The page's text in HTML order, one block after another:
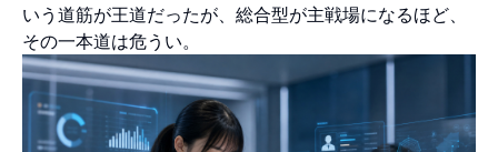
いう道筋が王道だったが、総合型が主戦場になるほど、
その一本道は危うい。